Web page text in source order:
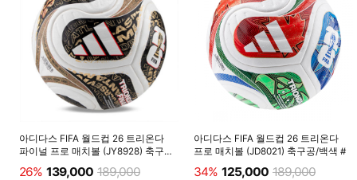
아디다스 FIFA 월드컵 26 트리온다
파이널 프로 매치볼 (JY8928) 축구공/
26% 139,000 189,000
아디다스 FIFA 월드컵 26 트리온다
프로 매치볼 (JD8021) 축구공/백색 #
34% 125,000 189,000